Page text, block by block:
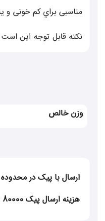
مناسبی براي کم خونی
نکته قابل توجه این
وزن خالص
ارسال با پیک در
هزینه ارسال پیک 80000 تومان